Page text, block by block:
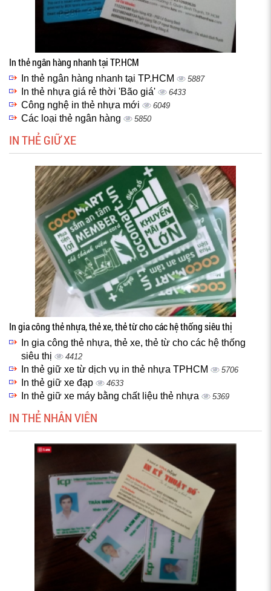
In thẻ ngân hàng nhanh tại TP.HCM
In thẻ ngân hàng nhanh tại TP.HCM 5887
In thẻ nhựa giá rẻ thời 'Bão giá' 6433
Công nghệ in thẻ nhựa mới 6049
Các loại thẻ ngân hàng 5850
IN THẺ GIỮ XE
In gia công thẻ nhựa, thẻ xe, thẻ từ cho các hệ thống siêu thị
In gia công thẻ nhựa, thẻ xe, thẻ từ cho các hệ thống
siêu thị
4412
In thẻ giữ xe từ dịch vụ in thẻ nhựa TPHCM 5706
In thẻ giữ xe đạp 4633
In thẻ giữ xe máy bằng chất liệu thẻ nhựa 5369
IN THẺ NHÂN VIÊN